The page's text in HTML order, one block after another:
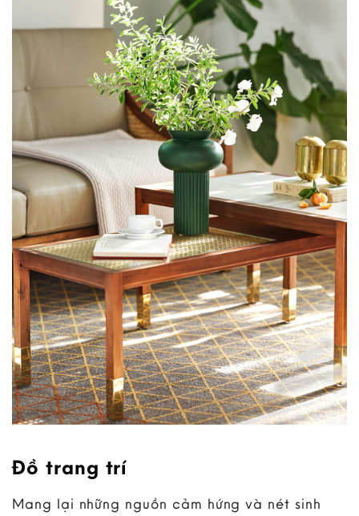
Đồ trang trí
Mang lại những nguồn cảm hứng và nét sinh